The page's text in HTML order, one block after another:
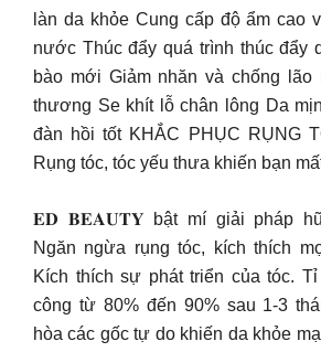
làn da khỏe Cung cấp độ ẩm cao
nước Thúc đẩy quá trình thúc đẩy
bào mới Giảm nhăn và chống lão
thương Se khít lỗ chân lông Da
đàn hồi tốt KHẮC PHỤC RỤNG
Rụng tóc, tóc yếu thưa khiến bạn
𝐄𝐃 𝐁𝐄𝐀𝐔𝐓𝐘 bật mí giải pháp
Ngăn ngừa rụng tóc, kích thích
Kích thích sự phát triển của tóc.
công từ 80% đến 90% sau 1-3
hòa các gốc tự do khiến da khỏe